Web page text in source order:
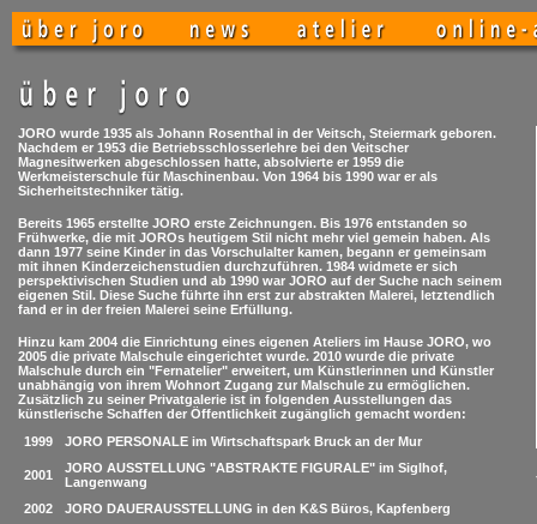
JORO wurde 1935 als Johann Rosenthal in der Veitsch, Steiermark geboren.
Nachdem er 1953 die Betriebsschlosserlehre bei den Veitscher
Magnesitwerken abgeschlossen hatte, absolvierte er 1959 die
Werkmeisterschule für Maschinenbau. Von 1964 bis 1990 war er als
Sicherheitstechniker tätig.
Bereits 1965 erstellte JORO erste Zeichnungen. Bis 1976 entstanden so
Frühwerke, die mit JOROs heutigem Stil nicht mehr viel gemein haben. Als
dann 1977 seine Kinder in das Vorschulalter kamen, begann er gemeinsam
mit ihnen Kinderzeichenstudien durchzuführen. 1984 widmete er sich
perspektivischen Studien und ab 1990 war JORO auf der Suche nach seinem
eigenen Stil. Diese Suche führte ihn erst zur abstrakten Malerei, letztendlich
fand er in der freien Malerei seine Erfüllung.
Hinzu kam 2004 die Einrichtung eines eigenen Ateliers im Hause JORO, wo
2005 die private Malschule eingerichtet wurde. 2010 wurde die private
Malschule durch ein "Fernatelier" erweitert, um Künstlerinnen und Künstler
unabhängig von ihrem Wohnort Zugang zur Malschule zu ermöglichen.
Zusätzlich zu seiner Privatgalerie ist in folgenden Ausstellungen das
künstlerische Schaffen der Öffentlichkeit zugänglich gemacht worden:
1999
JORO PERSONALE im Wirtschaftspark Bruck an der Mur
2001
JORO AUSSTELLUNG "ABSTRAKTE FIGURALE" im Siglhof,
Langenwang
2002
JORO DAUERAUSSTELLUNG in den K&S Büros, Kapfenberg